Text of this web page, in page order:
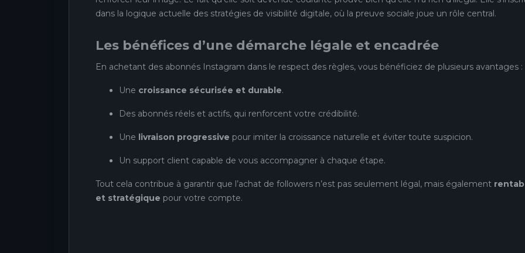
dans la logique actuelle des stratégies de visibilité digitale, où la preuve sociale joue un rôle central.
Les bénéfices d’une démarche légale et encadrée
En achetant des abonnés Instagram dans le respect des règles, vous bénéficiez de plusieurs avantages :
Une croissance sécurisée et durable.
Des abonnés réels et actifs, qui renforcent votre crédibilité.
Une livraison progressive pour imiter la croissance naturelle et éviter toute suspicion.
Un support client capable de vous accompagner à chaque étape.
Tout cela contribue à garantir que l’achat de followers n’est pas seulement légal, mais également
et stratégique pour votre compte.